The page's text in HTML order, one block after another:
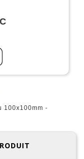
100x100mm -